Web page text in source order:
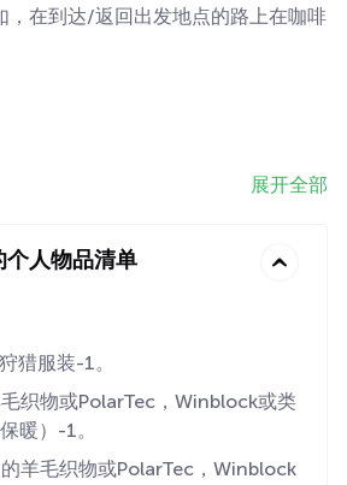
，在到达/返回出发地点的路上在咖啡
展开全部
个人物品清单
猎服装-1。
织物或PolarTec，Winblock或类
暖）-1。
羊毛织物或PolarTec，Winblock